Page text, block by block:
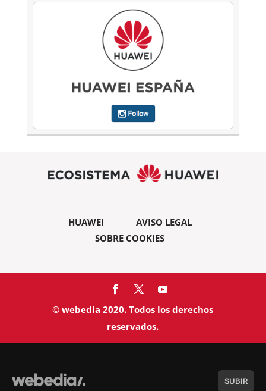
HUAWEI
AVISO LEGAL
SOBRE COOKIES
© webedia 2020. Todos los derechos
reservados.
SUBIR